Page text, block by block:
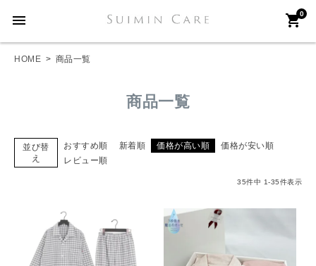
menu 0
shopping_cart
HOME 商品一覧
商品一覧
並び替
え
おすすめ順 新着順 価格が高い順
価格が安い順
レビュー順
35件中 1-35件表示